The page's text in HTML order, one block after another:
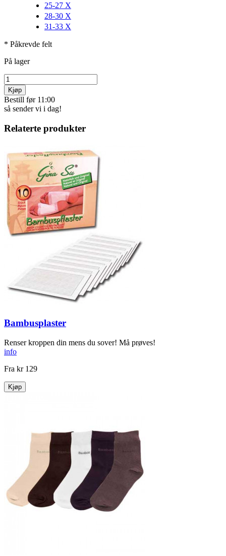
25-27 X
28-30 X
31-33 X
* Påkrevde felt
På lager
Kjøp
Bestill før 11:00
så sender vi i dag!
Relaterte produkter
Bambusplaster
Renser kroppen din mens du sover! Må prøves!
info
Fra kr 129
Kjøp